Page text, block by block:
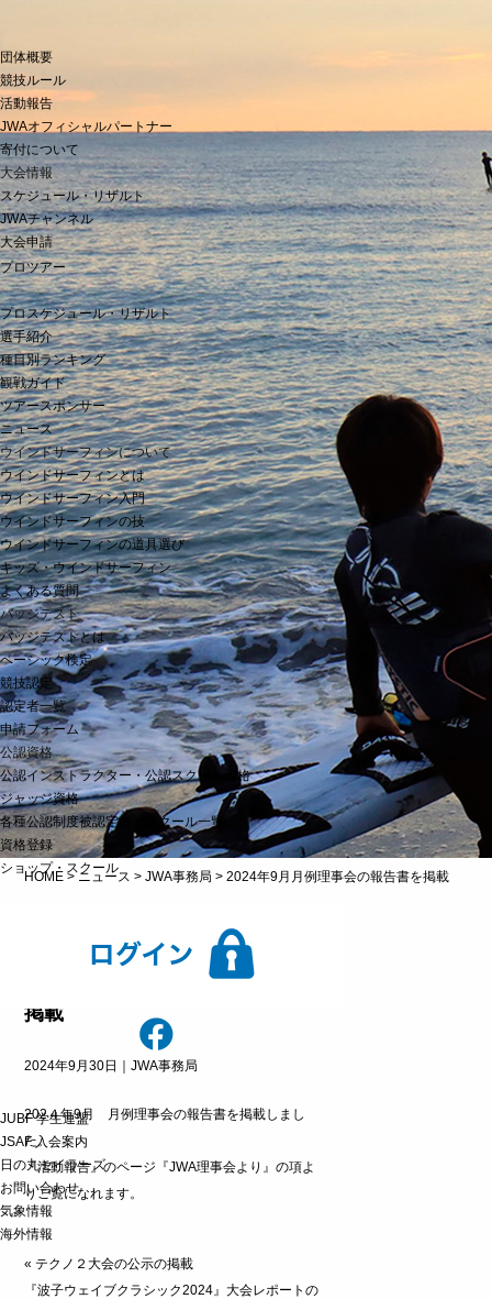
団体概要
競技ルール
活動報告
JWAオフィシャルパートナー
寄付について
大会情報
スケジュール・リザルト
JWAチャンネル
大会申請
プロツアー
プロスケジュール・リザルト
選手紹介
種目別ランキング
観戦ガイド
ツアースポンサー
ニュース
ウインドサーフィンについて
ウインドサーフィンとは
ウインドサーフィン入門
ウインドサーフィンの技
ウインドサーフィンの道具選び
キッズ・ウインドサーフィン
よくある質問
バッジテスト
バッジテストとは
ベーシック検定
競技認定
認定者一覧
申請フォーム
公認資格
公認インストラクター・公認スクール資格
ジャッジ資格
各種公認制度被認定者・スクール一覧
資格登録
ショップ・スクール
JUBF 学生連盟
JSAF 入会案内
日の丸セイラーズ
お問い合わせ
気象情報
海外情報
HOME >ニュース >JWA事務局 >2024年9月月例理事会の報告書を掲載
2024年9月月例理事会の報告書を
掲載
2024年9月30日｜JWA事務局
202４年9月 月例理事会の報告書を掲載しまし
た。
『活動報告』のページ 『JWA理事会より』の項よ
りご覧になれます。
«テクノ２大会の公示の掲載
『波子ウェイブクラシック2024』大会レポートの